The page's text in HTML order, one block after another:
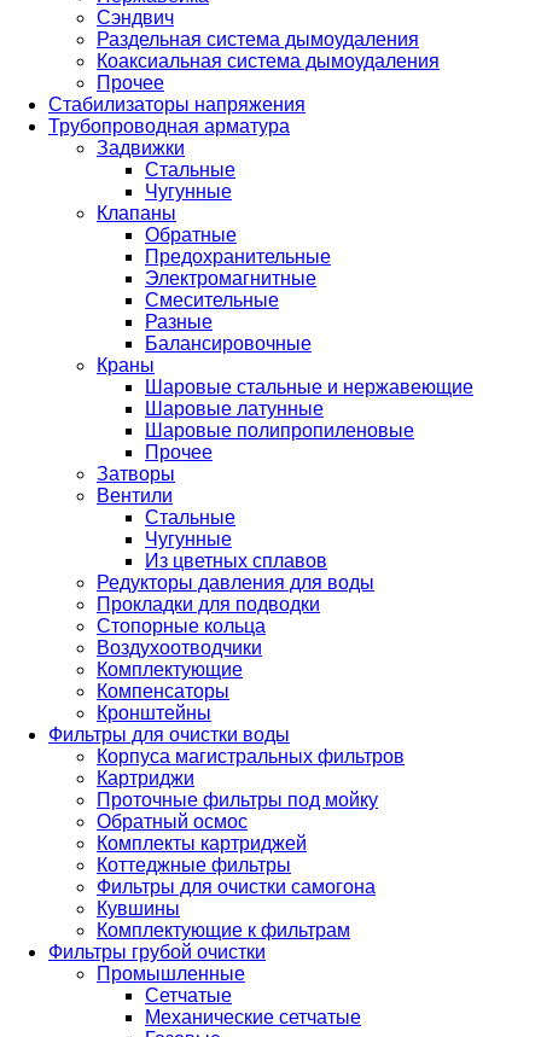
Сэндвич
Раздельная система дымоудаления
Коаксиальная система дымоудаления
Прочее
Стабилизаторы напряжения
Трубопроводная арматура
Задвижки
Стальные
Чугунные
Клапаны
Обратные
Предохранительные
Электромагнитные
Смесительные
Разные
Балансировочные
Краны
Шаровые стальные и нержавеющие
Шаровые латунные
Шаровые полипропиленовые
Прочее
Затворы
Вентили
Стальные
Чугунные
Из цветных сплавов
Редукторы давления для воды
Прокладки для подводки
Стопорные кольца
Воздухоотводчики
Комплектующие
Компенсаторы
Кронштейны
Фильтры для очистки воды
Корпуса магистральных фильтров
Картриджи
Проточные фильтры под мойку
Обратный осмос
Комплекты картриджей
Коттеджные фильтры
Фильтры для очистки самогона
Кувшины
Комплектующие к фильтрам
Фильтры грубой очистки
Промышленные
Сетчатые
Механические сетчатые